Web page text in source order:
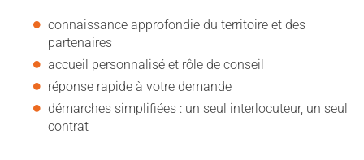
connaissance approfondie du territoire et des
partenaires
accueil personnalisé et rôle de conseil
réponse rapide à votre demande
démarches simplifiées : un seul interlocuteur, un seul
contrat